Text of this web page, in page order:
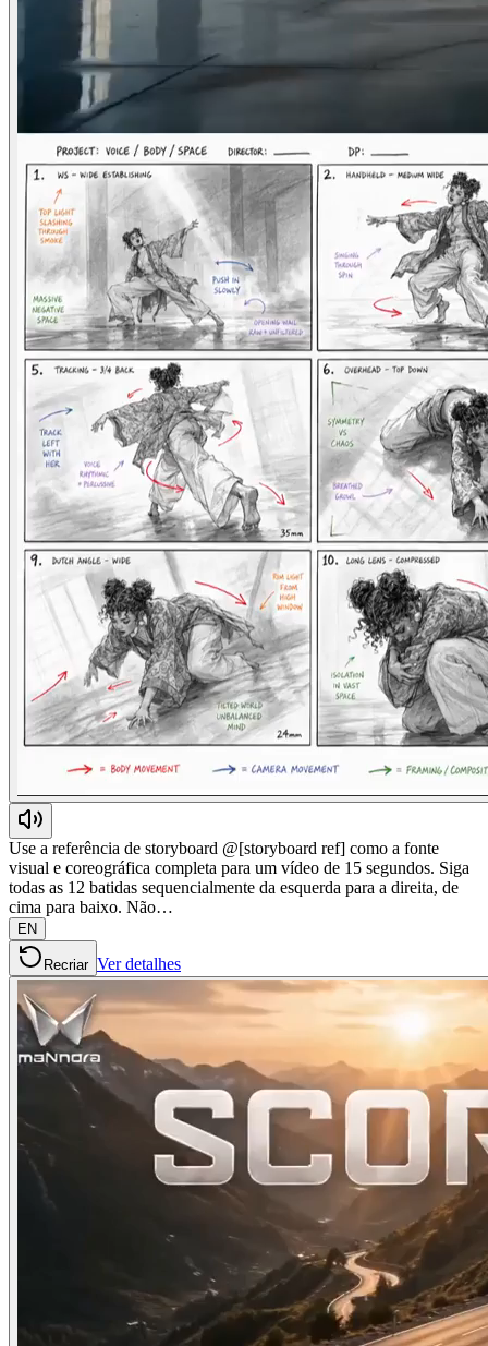
Use a referência de storyboard @[storyboard ref] como a fonte
visual e coreográfica completa para um vídeo de 15 segundos. Siga
todas as 12 batidas sequencialmente da esquerda para a direita, de
cima para baixo. Não…
EN
Recriar Ver detalhes